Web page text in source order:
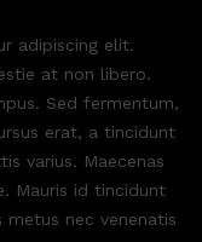
adipiscing elit.
at non libero.
Sed fermentum,
erat, a tincidunt
varius. Maecenas
Mauris id tincidunt
nec venenatis